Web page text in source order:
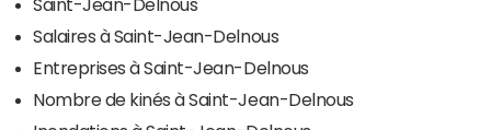
Saint-Jean-Delnous
Salaires à Saint-Jean-Delnous
Entreprises à Saint-Jean-Delnous
Nombre de kinés à Saint-Jean-Delnous